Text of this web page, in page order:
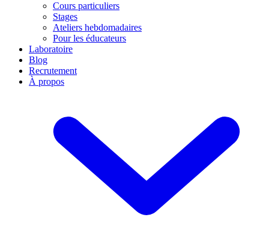
Cours particuliers
Stages
Ateliers hebdomadaires
Pour les éducateurs
Laboratoire
Blog
Recrutement
À propos